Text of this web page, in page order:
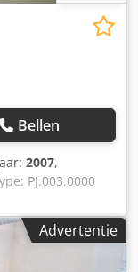
Bellen
2007,
PJ.003.0000
Plaatdikte
G & J
RIP, Pc De
Advertentie